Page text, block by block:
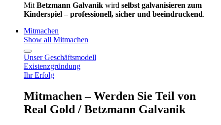
Mit Betzmann Galvanik wird selbst galvanisieren zum
Kinderspiel – professionell, sicher und beeindruckend.
Mitmachen
Show all Mitmachen
Unser Geschäftsmodell
Existenzgründung
Ihr Erfolg
Mitmachen – Werden Sie Teil von
Real Gold / Betzmann Galvanik